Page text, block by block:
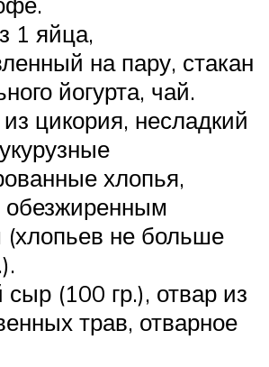
1 яйца,
на пару, стакан
йогурта, чай.
цикория, несладкий
хлопья,
обезжиренным
(хлопьев не больше
(100 гр.), отвар из
трав, отварное